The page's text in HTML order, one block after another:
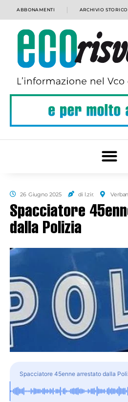
ABBONAMENTI ARCHIVIO STORICO
26 Giugno 2025 di l.zir.
Spacciatore
dalla Polizia
Spacciatore 45enne arrestato dalla